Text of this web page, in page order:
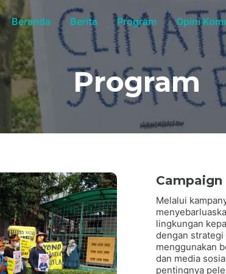
Beranda Berita Program Opini
Program
Campaign
Melalui
lingkungan
dengan strategi
menggunakan
dan media
pentingnya